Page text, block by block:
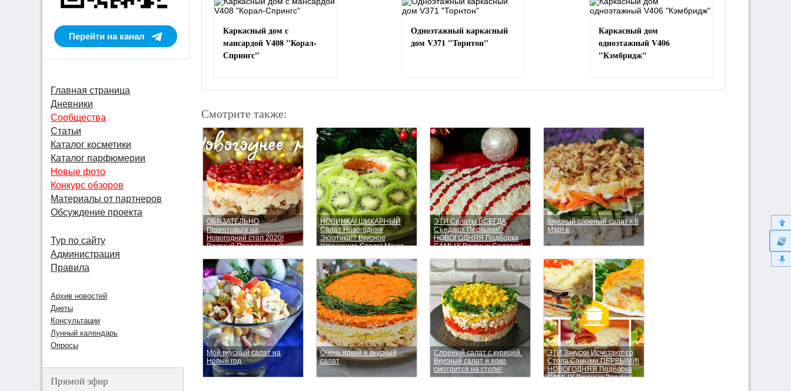
Каркасный дом с
мансардой V408 "Корал-
Спрингс"
Одноэтажный каркасный
дом V371 "Торнтон"
Каркасный дом
одноэтажный V406
"Кэмбридж"
Смотрите также:
ОБЯЗАТЕЛЬНО
Приготовьте на
Новогодний стол 2020!
Вкусный Праздничный
НОВИНКА! ШИКАРНЫЙ
Салат Новогодняя
Экзотика!? Вкусное
Украшение Стола! Меню
ЭТИ Салаты ВСЕГДА
Съедают Первыми!?
НОВОГОДНЯЯ Подборка
САМЫХ Вкусных Салатов!
Вкусный слоеный салат к 8
Марта
Мой вкусный салат на
Новый год
Очень яркий и вкусный
салат
Слоеный салат с курицей.
Вкусный салат и ярко
смотрится на столе!
ЭТИ Закуски Исчезают со
Стола Самыми ПЕРВЫМИ!
НОВОГОДНЯЯ Подборка
САМЫХ Вкусных Закусок!
Перейти на канал
Главная страница
Дневники
Сообщества
Статьи
Каталог косметики
Каталог парфюмерии
Новые фото
Конкурс обзоров
Материалы от партнеров
Обсуждение проекта
Тур по сайту
Администрация
Правила
Архив новостей
Диеты
Консультации
Лунный календарь
Опросы
Прямой эфир